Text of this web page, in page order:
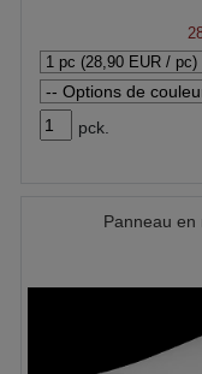
pck.
Panneau en